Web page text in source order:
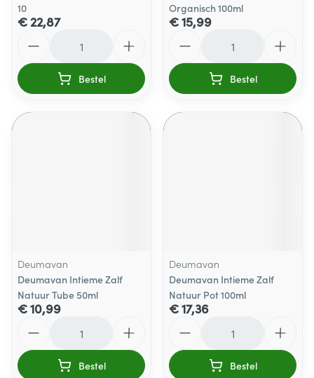
10
€ 22,87
Bestel
Organisch 100ml
€ 15,99
Bestel
Deumavan
Deumavan Intieme Zalf
Natuur Tube 50ml
€ 10,99
Bestel
Deumavan
Deumavan Intieme Zalf
Natuur Pot 100ml
€ 17,36
Bestel